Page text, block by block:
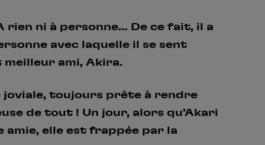
rien ni à personne… De ce fait, il a
avec laquelle il se sent
meilleur ami, Akira.
joviale, toujours prête à rendre
de tout ! Un jour, alors qu’Akari
amie, elle est frappée par la